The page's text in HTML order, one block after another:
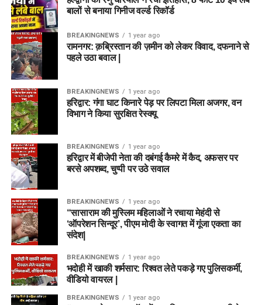
बालों से बनाया गिनीज वर्ल्ड रिकॉर्ड
BREAKINGNEWS 1 year ago
रामनगर: क़ब्रिस्तान की ज़मीन को लेकर विवाद, दफनाने से
पहले उठा बवाल |
BREAKINGNEWS 1 year ago
हरिद्वार: गंगा घाट किनारे पेड़ पर लिपटा मिला अजगर, वन
विभाग ने किया सुरक्षित रेस्क्यू
BREAKINGNEWS 1 year ago
हरिद्वार में बीजेपी नेता की दबंगई कैमरे में कैद, अफसर पर
बरसे अपशब्द, चुप्पी पर उठे सवाल
BREAKINGNEWS 1 year ago
“सासाराम की मुस्लिम महिलाओं ने रचाया मेहंदी से
‘ऑपरेशन सिन्दूर’, पीएम मोदी के स्वागत में गूंजा एकता का
संदेश|
BREAKINGNEWS 1 year ago
भदोही में खाकी शर्मसार: रिश्वत लेते पकड़े गए पुलिसकर्मी,
वीडियो वायरल |
BREAKINGNEWS 1 year ago